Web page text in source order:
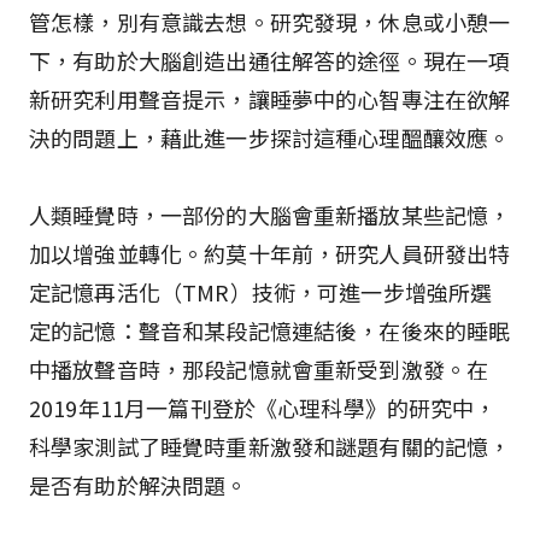
管怎樣，別有意識去想。研究發現，休息或小憩一
下，有助於大腦創造出通往解答的途徑。現在一項
新研究利用聲音提示，讓睡夢中的心智專注在欲解
決的問題上，藉此進一步探討這種心理醞釀效應。
人類睡覺時，一部份的大腦會重新播放某些記憶，
加以增強並轉化。約莫十年前，研究人員研發出特
定記憶再活化（TMR）技術，可進一步增強所選
定的記憶：聲音和某段記憶連結後，在後來的睡眠
中播放聲音時，那段記憶就會重新受到激發。在
2019年11月一篇刊登於《心理科學》的研究中，
科學家測試了睡覺時重新激發和謎題有關的記憶，
是否有助於解決問題。